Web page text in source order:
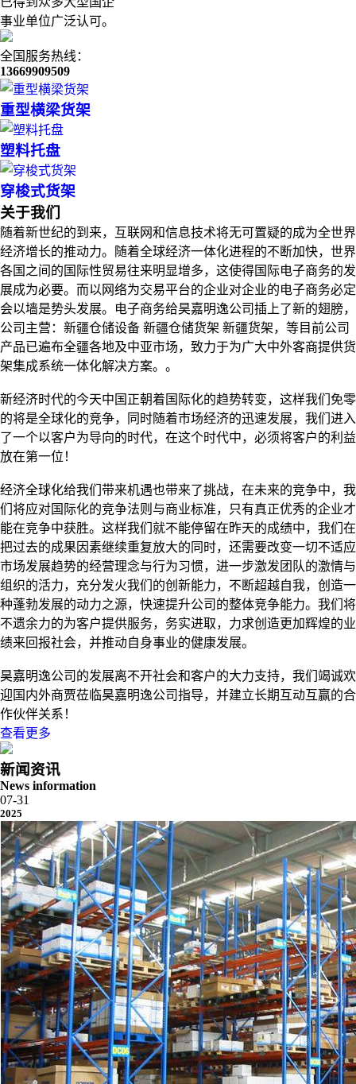
事业单位广泛认可。
全国服务热线：
13669909509
重型横梁货架
塑料托盘
穿梭式货架
关于我们
随着新世纪的到来，互联网和信息技术将无可置疑的成为全世界
经济增长的推动力。随着全球经济一体化进程的不断加快，世界
各国之间的国际性贸易往来明显增多，这使得国际电子商务的发
展成为必要。而以网络为交易平台的企业对企业的电子商务必定
会以墙是势头发展。电子商务给昊嘉明逸公司插上了新的翅膀，
公司主营：新疆仓储设备 新疆仓储货架 新疆货架，等目前公司
产品已遍布全疆各地及中亚市场，致力于为广大中外客商提供货
架集成系统一体化解决方案。。
新经济时代的今天中国正朝着国际化的趋势转变，这样我们免零
的将是全球化的竞争，同时随着市场经济的迅速发展，我们进入
了一个以客户为导向的时代，在这个时代中，必须将客户的利益
放在第一位！
经济全球化给我们带来机遇也带来了挑战，在未来的竞争中，我
们将应对国际化的竞争法则与商业标准，只有真正优秀的企业才
能在竞争中获胜。这样我们就不能停留在昨天的成绩中，我们在
把过去的成果因素继续重复放大的同时，还需要改变一切不适应
市场发展趋势的经营理念与行为习惯，进一步激发团队的激情与
组织的活力，充分发火我们的创新能力，不断超越自我，创造一
种蓬勃发展的动力之源，快速提升公司的整体竞争能力。我们将
不遗余力的为客户提供服务，务实进取，力求创造更加辉煌的业
绩来回报社会，并推动自身事业的健康发展。
昊嘉明逸公司的发展离不开社会和客户的大力支持，我们竭诚欢
迎国内外商贾莅临昊嘉明逸公司指导，并建立长期互动互赢的合
作伙伴关系！
查看更多
新闻资讯
News information
07-31
2025